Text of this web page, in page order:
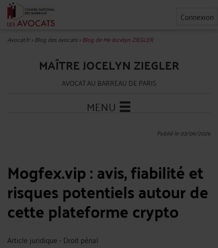
Connexion
Avocat.fr>Blog des avocats>Blog de Me Jocelyn ZIEGLER
MAÎTRE JOCELYN ZIEGLER
AVOCAT AU BARREAU DE PARIS
MENU
Publié le 03/06/2026
Mogfex.vip : avis, fiabilité et
risques potentiels autour de
cette plateforme crypto
Article juridique - Droit pénal